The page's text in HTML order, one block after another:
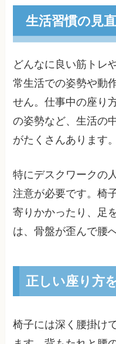
生活習慣の見
どんなに良い筋トレ
常生活での姿勢や動
せん。仕事中の座り
の姿勢など、生活の
がたくさんあります。
特にデスクワークの
注意が必要です。椅
寄りかかったり、足
は、骨盤が歪んで腰
正しい座り方
椅子には深く腰掛け